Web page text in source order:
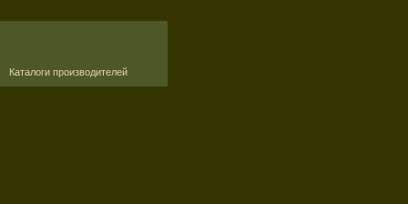
Каталоги производителей